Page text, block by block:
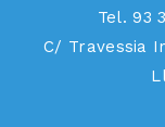
Tel. 93
C/ Travessia